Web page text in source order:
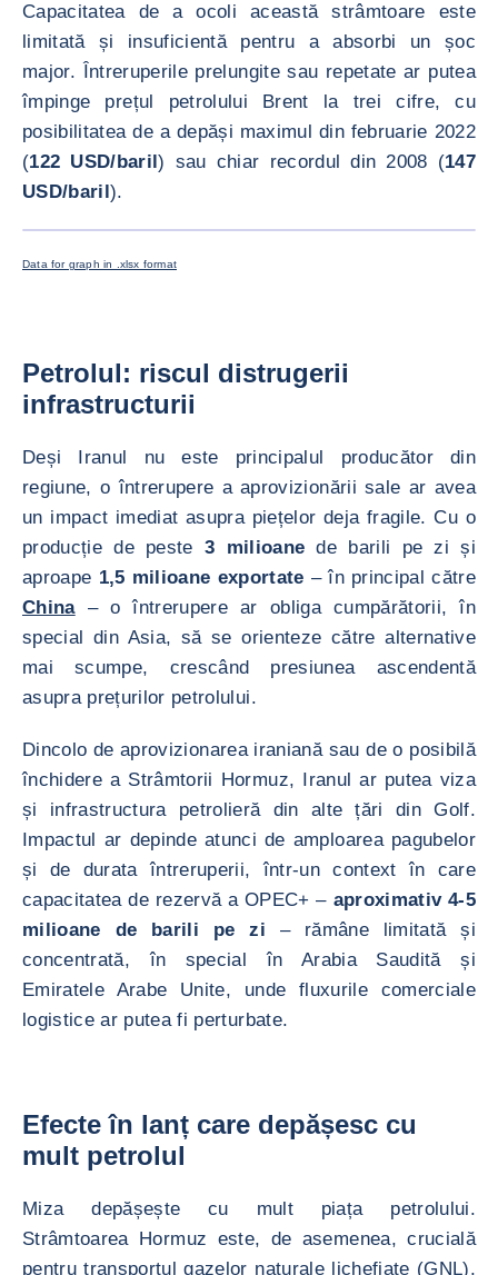
Capacitatea de a ocoli această strâmtoare este
limitată și insuficientă pentru a absorbi un șoc
major. Întreruperile prelungite sau repetate ar putea
împinge prețul petrolului Brent la trei cifre, cu
posibilitatea de a depăși maximul din februarie 2022
(122 USD/baril) sau chiar recordul din 2008 (147
USD/baril).
<div class="ibexa_text-field" > Volum titei global </div>
Data for graph in .xlsx format
Petrolul: riscul distrugerii
infrastructurii
Deși Iranul nu este principalul producător din
regiune, o întrerupere a aprovizionării sale ar avea
un impact imediat asupra piețelor deja fragile. Cu o
producție de peste 3 milioanede barili pe zi și
aproape 1,5 milioane exportate – în principal către
China– o întrerupere ar obliga cumpărătorii, în
special din Asia, să se orienteze către alternative
mai scumpe, crescând presiunea ascendentă
asupra prețurilor petrolului.
Dincolo de aprovizionarea iraniană sau de o posibilă
închidere a Strâmtorii Hormuz, Iranul ar putea viza
și infrastructura petrolieră din alte țări din Golf.
Impactul ar depinde atunci de amploarea pagubelor
și de durata întreruperii, într-un context în care
capacitatea de rezervă a OPEC+ – aproximativ 4-5
milioane de barili pe zi – rămâne limitată și
concentrată, în special în Arabia Saudită și
Emiratele Arabe Unite, unde fluxurile comerciale
logistice ar putea fi perturbate.
Efecte în lanț care depășesc cu
mult petrolul
Miza depășește cu mult piața petrolului.
Strâmtoarea Hormuz este, de asemenea, crucială
pentru transportul gazelor naturale lichefiate (GNL),